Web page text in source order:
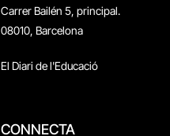
Carrer Bailén 5, principal.
08010, Barcelona
El Diari de l'Educació
CONNECTA